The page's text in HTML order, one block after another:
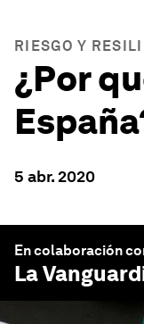
RIESGO Y
¿Por
5 abr. 2020
En colaboración
La